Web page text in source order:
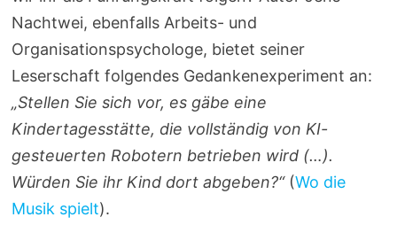
Nachtwei, ebenfalls Arbeits- und
Organisationspsychologe, bietet seiner
Leserschaft folgendes Gedankenexperiment an:
„Stellen Sie sich vor, es gäbe eine
Kindertagesstätte, die vollständig von KI-
gesteuerten Robotern betrieben wird (…).
Würden Sie ihr Kind dort abgeben?“ (Wo die
Musik spielt).